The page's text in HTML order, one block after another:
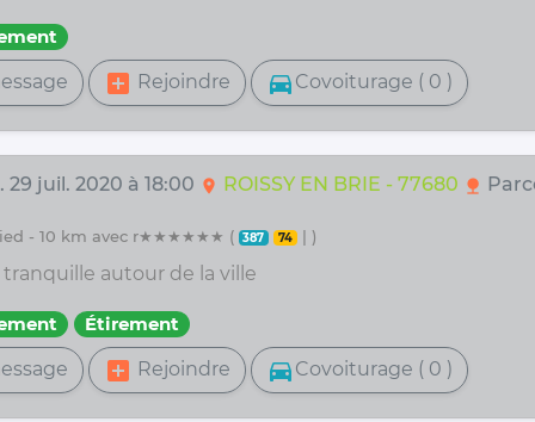
add_box Rejoindre directions_car Covoiturage ( 0 )
29 juil. 2020 à 18:00 location_on ROISSY EN BRIE - 77680 nature
- 10 km avec r★★★★★★ ( 387 74 | )
autour de la ville
Étirement
add_box Rejoindre directions_car Covoiturage ( 0 )